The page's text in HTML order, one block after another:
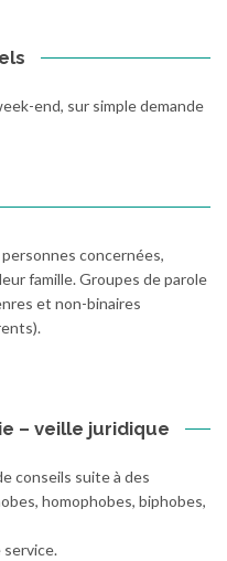
end, sur simple demande
concernées,
famille. Groupes de parole
et non-binaires
– veille juridique
conseils suite à des
homophobes, biphobes,
service.